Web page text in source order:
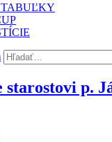
starostovi p.